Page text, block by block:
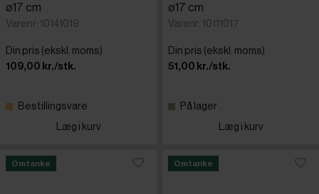
ø17 cm
Varenr: 10141019
Din pris (ekskl. moms)
109,00 kr./stk.
Bestillingsvare
Læg i kurv
ø17 cm
Varenr: 10111017
Din pris (ekskl. moms)
51,00 kr./stk.
På lager
Læg i kurv
Omtanke Omtanke